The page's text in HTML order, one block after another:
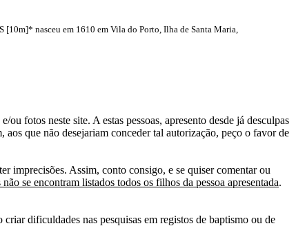
nasceu em 1610 em Vila do Porto, Ilha de Santa Maria,
fotos neste site. A estas pessoas, apresento desde já desculpas
que não desejariam conceder tal autorização, peço o favor de
imprecisões. Assim, conto consigo, e se quiser comentar ou
se encontram listados todos os filhos da pessoa apresentada.
dificuldades nas pesquisas em registos de baptismo ou de